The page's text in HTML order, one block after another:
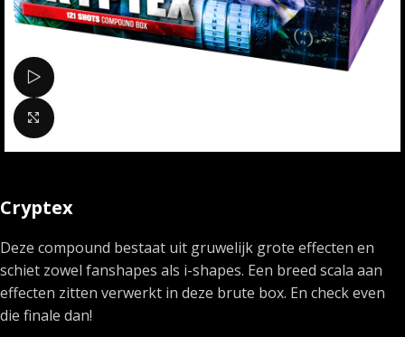
Bekijk video
Klik om te vergroten
Cryptex
Deze compound bestaat uit gruwelijk grote effecten en
schiet zowel fanshapes als i-shapes. Een breed scala aan
effecten zitten verwerkt in deze brute box. En check even
die finale dan!